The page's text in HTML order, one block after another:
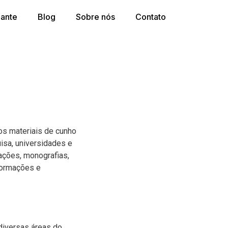
Blog Sobre nós Contato
materiais de cunho
universidades e
monografias,
e